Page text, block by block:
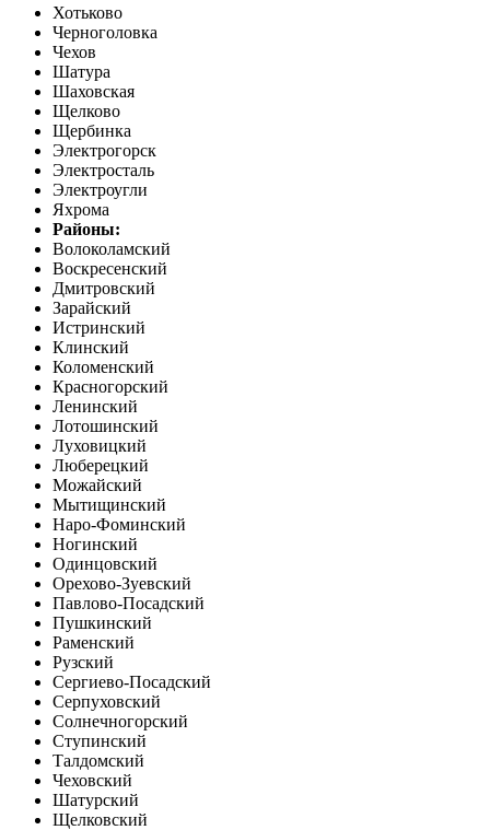
Хотьково
Черноголовка
Чехов
Шатура
Шаховская
Щелково
Щербинка
Электрогорск
Электросталь
Электроугли
Яхрома
Районы:
Волоколамский
Воскресенский
Дмитровский
Зарайский
Истринский
Клинский
Коломенский
Красногорский
Ленинский
Лотошинский
Луховицкий
Люберецкий
Можайский
Мытищинский
Наро-Фоминский
Ногинский
Одинцовский
Орехово-Зуевский
Павлово-Посадский
Пушкинский
Раменский
Рузский
Сергиево-Посадский
Серпуховский
Солнечногорский
Ступинский
Талдомский
Чеховский
Шатурский
Щелковский